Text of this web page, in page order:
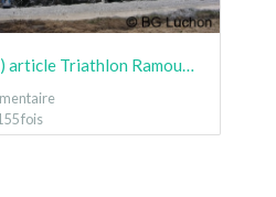
(4.39) article Triathlon Ramougn mai 41
fois